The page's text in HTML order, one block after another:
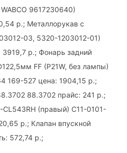
9617230640)
р.; Металлорукав с
03, 5320-1203012-01)
р.; Фонарь задний
FF (P21W, без лампы)
169-527 цена: 1904,15 р.;
88.3702 прайс: 241 р.;
CL543RH (правый) C11-0101-
р.; Клапан впускной
572,74 р.;